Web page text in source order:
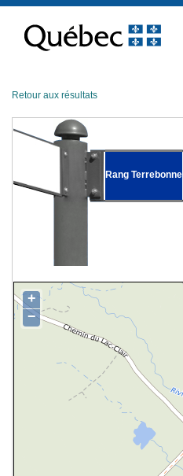
contenu
Retour aux résultats
Rang Terrebonne
+
−